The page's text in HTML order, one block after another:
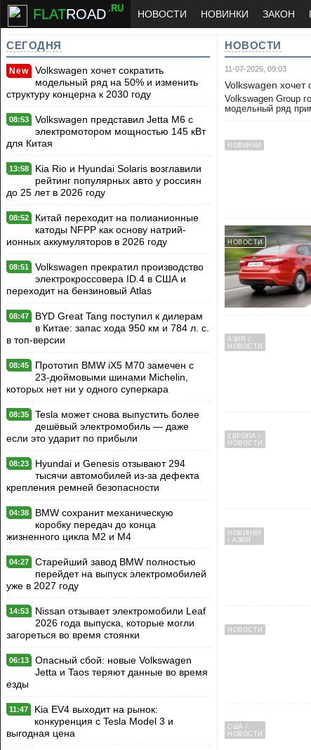
FLATROAD .RU
НОВОСТИ НОВИНКИ ЗАКОН
СЕГОДНЯ
New
Volkswagen хочет сократить
модельный ряд на 50% и изменить
структуру концерна к 2030 году
08:53
Volkswagen представил Jetta M6 с
электромотором мощностью 145 кВт
для Китая
13:58
Kia Rio и Hyundai Solaris возглавили
рейтинг популярных авто у россиян
до 25 лет в 2026 году
08:52
Китай переходит на полианионные
катоды NFPP как основу натрий-
ионных аккумуляторов в 2026 году
08:51
Volkswagen прекратил производство
электрокроссовера ID.4 в США и
переходит на бензиновый Atlas
08:47
BYD Great Tang поступил к дилерам
в Китае: запас хода 950 км и 784 л. с.
в топ-версии
08:45
Прототип BMW iX5 M70 замечен с
23-дюймовыми шинами Michelin,
которых нет ни у одного суперкара
08:35
Tesla может снова выпустить более
дешёвый электромобиль — даже
если это ударит по прибыли
08:23
Hyundai и Genesis отзывают 294
тысячи автомобилей из-за дефекта
крепления ремней безопасности
04:38
BMW сохранит механическую
коробку передач до конца
жизненного цикла M2 и M4
04:27
Старейший завод BMW полностью
перейдет на выпуск электромобилей
уже в 2027 году
14:53
Nissan отзывает электромобили Leaf
2026 года выпуска, которые могли
загореться во время стоянки
06:13
Опасный сбой: новые Volkswagen
Jetta и Taos теряют данные во время
езды
11:47
Kia EV4 выходит на рынок:
конкуренция с Tesla Model 3 и
выгодная цена
НОВОСТИ
11-07-2026, 09:03
Volkswagen хочет
Volkswagen Group
модельный ряд
НОВИНКИ
НОВОСТИ
АЗИЯ /
НОВОСТИ
ЕВРОПА /
НОВОСТИ
НОВИНКИ
/ АЗИЯ
НОВОСТИ
США /
НОВОСТИ